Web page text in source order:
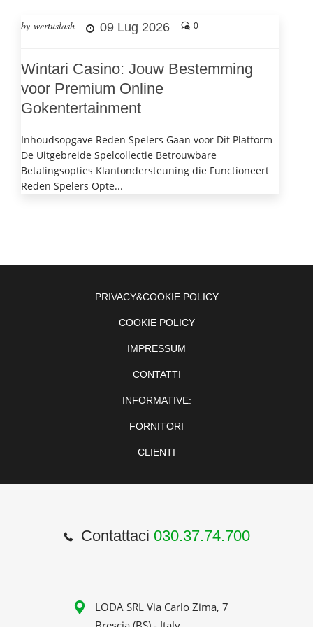
by wertuslash 09 Lug 2026 0
Wintari Casino: Jouw Bestemming
voor Premium Online
Gokentertainment
Inhoudsopgave Reden Spelers Gaan voor Dit Platform
De Uitgebreide Spelcollectie Betrouwbare
Betalingsopties Klantondersteuning die Functioneert
Reden Spelers Opte...
PRIVACY&COOKIE POLICY
COOKIE POLICY
IMPRESSUM
CONTATTI
INFORMATIVE:
FORNITORI
CLIENTI
Contattaci 030.37.74.700
LODA SRL Via Carlo Zima, 7